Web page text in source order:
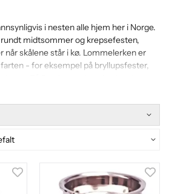
i nesten alle hjem her i Norge.
midtsommer og krepsefesten,
når skålene står i kø. Lommelerken er
- for eksempel på bryllupsfester,
passer de fleste. Hvis du ønsker å få
eller servere shots til vennene dine,